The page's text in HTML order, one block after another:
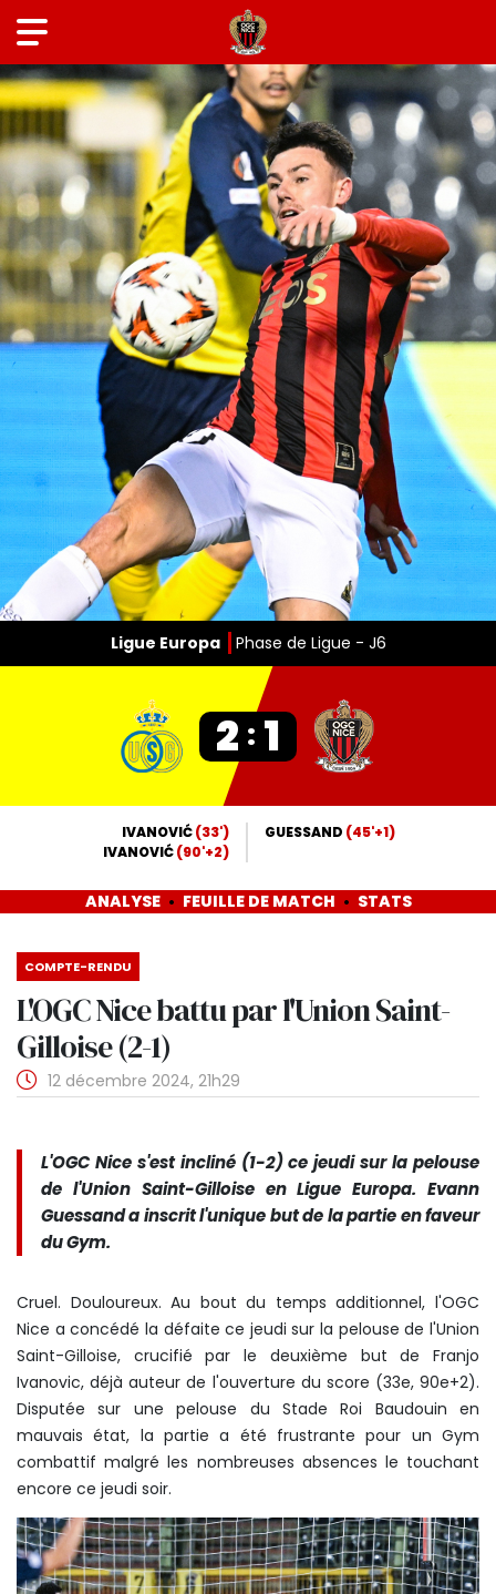
Ligue Europa Phase de Ligue - J6
2 : 1
IVANOVIĆ(33')
IVANOVIĆ(90'+2)
GUESSAND (45'+1)
ANALYSE FEUILLE DE MATCH STATS
COMPTE-RENDU
L'OGC Nice battu par l'Union Saint-
Gilloise (2-1)
12 décembre 2024, 21h29
L'OGC Nice s'est incliné (1-2) ce jeudi sur la pelouse
de l'Union Saint-Gilloise en Ligue Europa. Evann
Guessand a inscrit l'unique but de la partie en faveur
du Gym.
Cruel. Douloureux. Au bout du temps additionnel, l'OGC
Nice a concédé la défaite ce jeudi sur la pelouse de l'Union
Saint-Gilloise, crucifié par le deuxième but de Franjo
Ivanovic, déjà auteur de l'ouverture du score (33e, 90e+2).
Disputée sur une pelouse du Stade Roi Baudouin en
mauvais état, la partie a été frustrante pour un Gym
combattif malgré les nombreuses absences le touchant
encore ce jeudi soir.